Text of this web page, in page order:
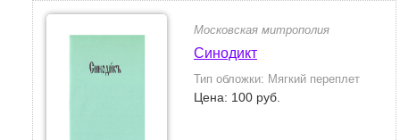
Московская митрополия
Синодикт
Тип обложки: Мягкий переплет
Цена: 100 руб.